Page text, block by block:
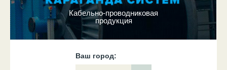
Кабельно-проводниковая
продукция
Ваш город: